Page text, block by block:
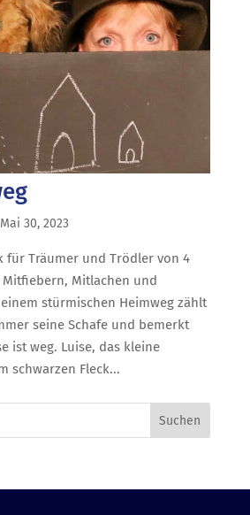
Mai 30, 2023
für Träumer und Trödler von 4
Mitfiebern, Mitlachen und
stürmischen Heimweg zählt
seine Schafe und bemerkt
ist weg. Luise, das kleine
schwarzen Fleck...
Suchen